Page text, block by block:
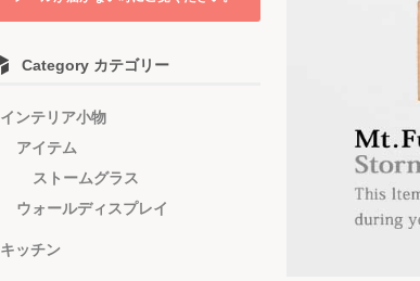
Category カテゴリー
インテリア小物
アイテム
ストームグラス
ウォールディスプレイ
キッチン